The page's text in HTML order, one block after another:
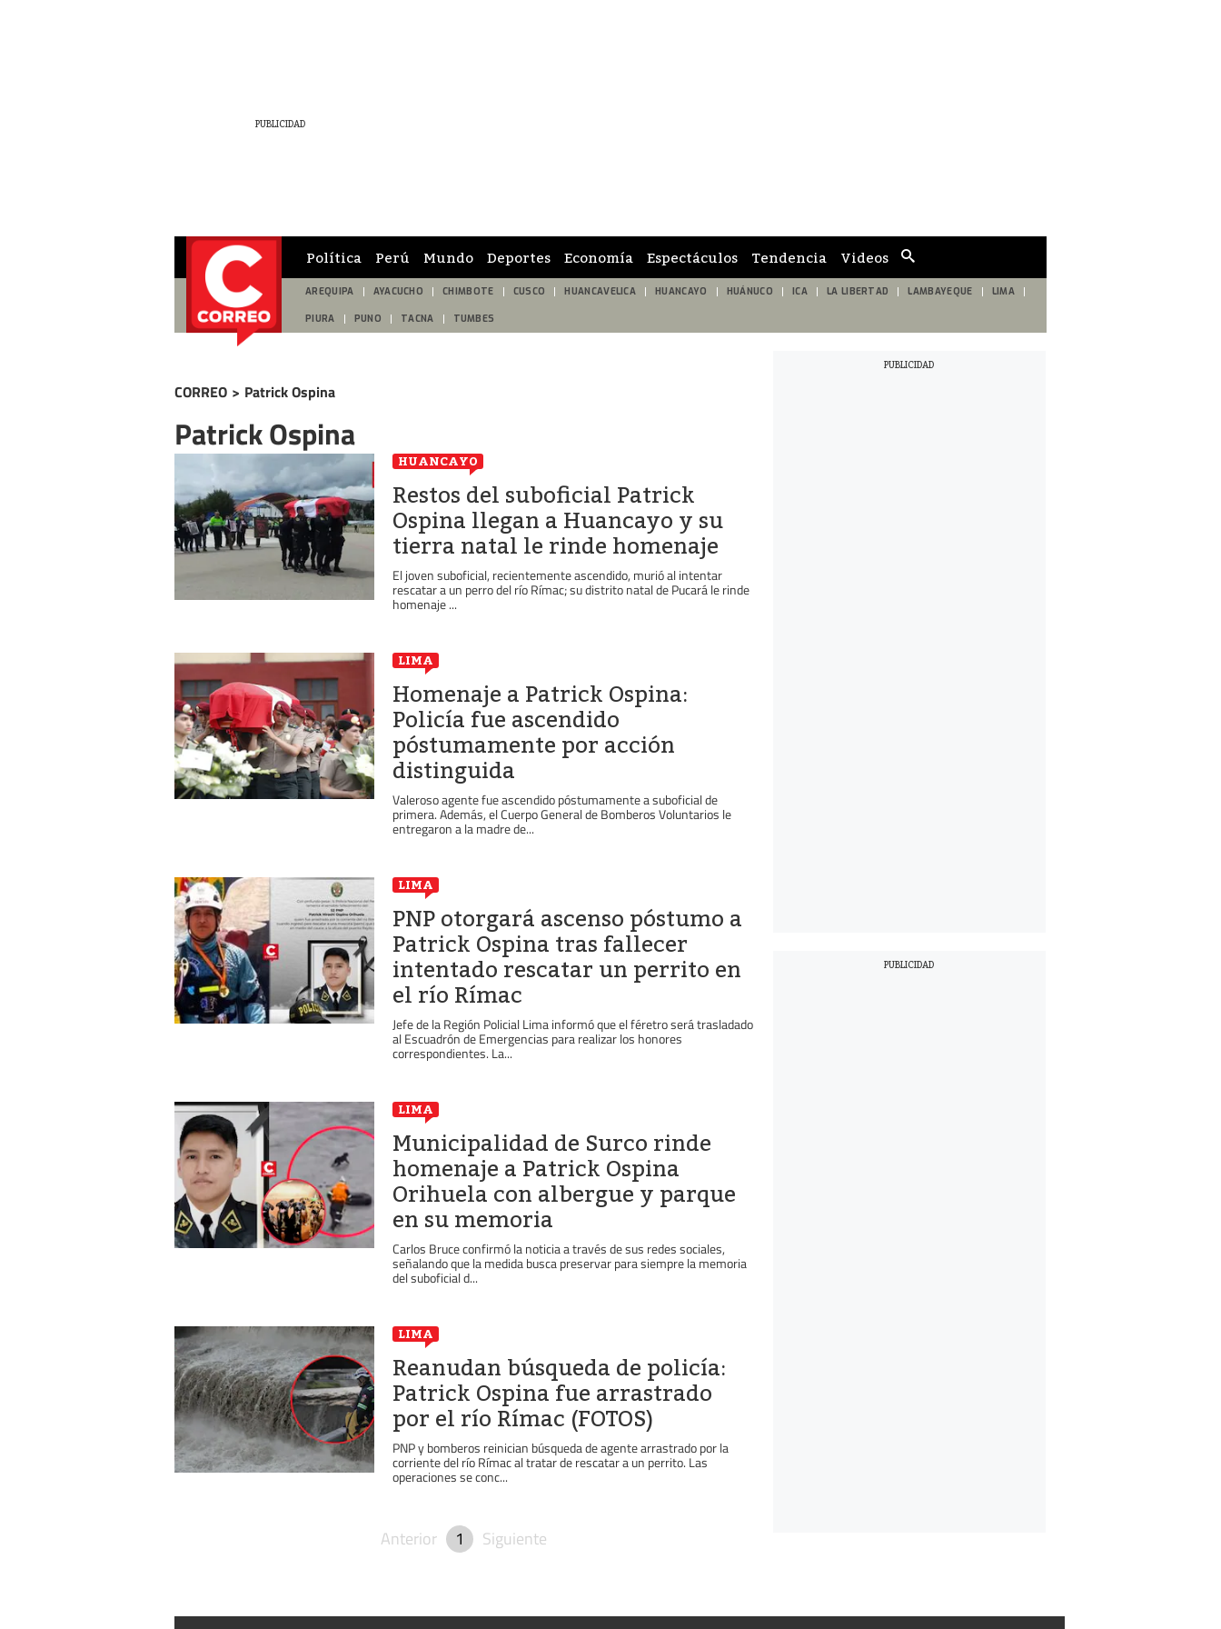
de
búsqueda
Política Perú Mundo Deportes Economía Espectáculos Tendencia Videos
AREQUIPA AYACUCHO CHIMBOTE CUSCO HUANCAVELICA HUANCAYO HUÁNUCO ICA LA LIBERTAD LAMBAYEQUE LIMA
PIURA PUNO TACNA TUMBES
CORREO > Patrick Ospina
Patrick Ospina
HUANCAYO
Restos del suboficial Patrick
Ospina llegan a Huancayo y su
tierra natal le rinde homenaje
El joven suboficial, recientemente ascendido, murió al intentar
rescatar a un perro del río Rímac; su distrito natal de Pucará le rinde
homenaje ...
LIMA
Homenaje a Patrick Ospina:
Policía fue ascendido
póstumamente por acción
distinguida
Valeroso agente fue ascendido póstumamente a suboficial de
primera. Además, el Cuerpo General de Bomberos Voluntarios le
entregaron a la madre de...
LIMA
PNP otorgará ascenso póstumo a
Patrick Ospina tras fallecer
intentado rescatar un perrito en
el río Rímac
Jefe de la Región Policial Lima informó que el féretro será trasladado
al Escuadrón de Emergencias para realizar los honores
correspondientes. La...
LIMA
Municipalidad de Surco rinde
homenaje a Patrick Ospina
Orihuela con albergue y parque
en su memoria
Carlos Bruce confirmó la noticia a través de sus redes sociales,
señalando que la medida busca preservar para siempre la memoria
del suboficial d...
LIMA
Reanudan búsqueda de policía:
Patrick Ospina fue arrastrado
por el río Rímac (FOTOS)
PNP y bomberos reinician búsqueda de agente arrastrado por la
corriente del río Rímac al tratar de rescatar a un perrito. Las
operaciones se conc...
Anterior 1 Siguiente